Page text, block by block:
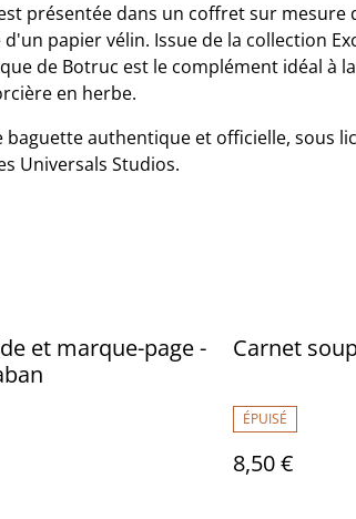
présentée dans un coffret sur mesure
papier vélin. Issue de la collection
de Botruc est le complément idéal à
en herbe.
baguette authentique et officielle, sous
Universals Studios.
et marque-page -
Carnet
ÉPUISÉ
8,50 €